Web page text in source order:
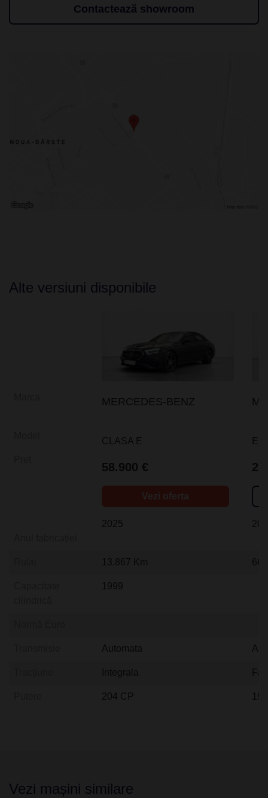
Contactează showroom
Alte versiuni disponibile
MERCEDES-BENZ
CLASA E
58.900 €
Vezi oferta
2025
13.867 Km
1999
Automata
Integrala
204 CP
Vezi mașini similare